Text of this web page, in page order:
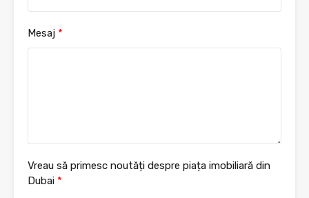
Mesaj *
Vreau să primesc noutăți despre piața imobiliară din
Dubai *